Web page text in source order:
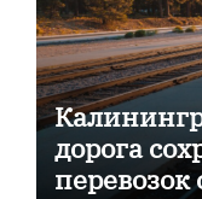
дорога
перевозок